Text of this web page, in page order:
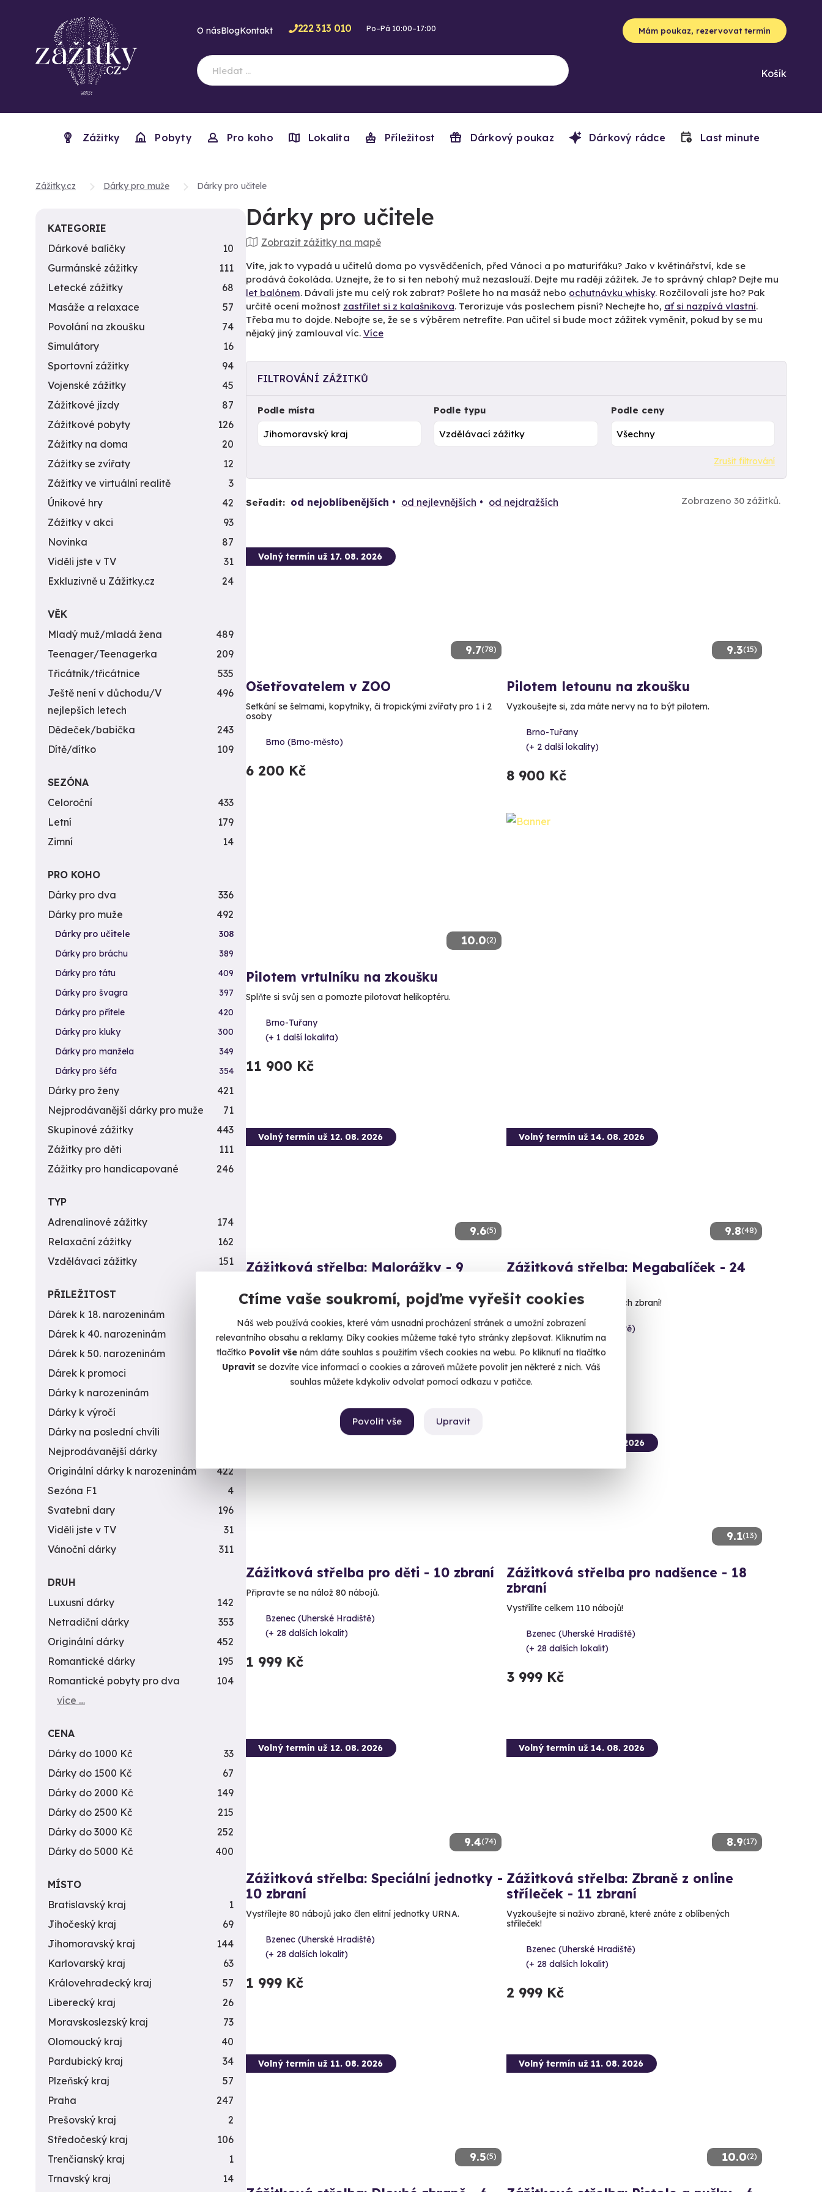
Ctíme vaše soukromí, pojďme vyřešit cookies
Náš web používá cookies, které vám usnadní procházení stránek a umožní zobrazení
relevantního obsahu a reklamy. Díky cookies můžeme také tyto stránky zlepšovat. Kliknutím na
tlačítko Povolit vše nám dáte souhlas s použitím všech cookies na webu. Po kliknutí na tlačítko
Upravitse dozvíte více informací o cookies a zároveň můžete povolit jen některé z nich. Váš
souhlas můžete kdykoliv odvolat pomocí odkazu v patičce.
Upravit
Povolit vše
O násBlogKontakt 222 313 010 Po–Pá 10:00–17:00 Mám poukaz, rezervovat termín
Košík
Zážitky Pobyty Pro koho Lokalita Příležitost Dárkový poukaz Dárkový rádce Last minute
Zážitky.cz Dárky pro muže Dárky pro učitele
Dárky pro učitele
Zobrazit zážitky na mapě
Víte, jak to vypadá u učitelů doma po vysvědčeních, před Vánoci a po maturiťáku? Jako v květinářství, kde se
prodává čokoláda. Uznejte, že to si ten nebohý muž nezaslouží. Dejte mu raději zážitek. Je to správný chlap? Dejte mu
let balónem. Dávali jste mu celý rok zabrat? Pošlete ho na masáž nebo ochutnávku whisky. Rozčilovali jste ho? Pak
určitě ocení možnost zastřílet si z kalašnikova. Terorizuje vás poslechem písní? Nechejte ho, ať si nazpívá vlastní.
Třeba mu to dojde. Nebojte se, že se s výběrem netrefíte. Pan učitel si bude moct zážitek vyměnit, pokud by se mu
nějaký jiný zamlouval víc. Více
FILTROVÁNÍ ZÁŽITKŮ
Podle místa Podle typu Podle ceny
Zrušit filtrování
Seřadit: od nejoblíbenějších od nejlevnějších od nejdražších Zobrazeno 30 zážitků.
9.7(78)
Volný termín už 17. 08. 2026
Ošetřovatelem v ZOO
Setkání se šelmami, kopytníky, či tropickými zvířaty pro 1 i 2
osoby
Brno (Brno-město)
6 200 Kč
9.3(15)
Pilotem letounu na zkoušku
Vyzkoušejte si, zda máte nervy na to být pilotem.
Brno-Tuřany
(+ 2 další lokality)
8 900 Kč
10.0(2)
Pilotem vrtulníku na zkoušku
Splňte si svůj sen a pomozte pilotovat helikoptéru.
Brno-Tuřany
(+ 1 další lokalita)
11 900 Kč
9.6(5)
Volný termín už 12. 08. 2026
Zážitková střelba: Malorážky - 9
Vystřílíte celkem 72 nábojů!
Bzenec (Uherské Hradiště)
(+ 27 dalších lokalit)
1 799 Kč
9.8(48)
Volný termín už 14. 08. 2026
Zážitková střelba: Megabalíček - 24
Nálož 130 nábojů z 24 různých zbraní!
Bzenec (Uherské Hradiště)
(+ 28 dalších lokalit)
4 999 Kč
Zážitková střelba pro děti - 10 zbraní
Připravte se na nálož 80 nábojů.
Bzenec (Uherské Hradiště)
(+ 28 dalších lokalit)
1 999 Kč
9.1(13)
Volný termín už 14. 08. 2026
Zážitková střelba pro nadšence - 18
zbraní
Vystřílíte celkem 110 nábojů!
Bzenec (Uherské Hradiště)
(+ 28 dalších lokalit)
3 999 Kč
9.4(74)
Volný termín už 12. 08. 2026
Zážitková střelba: Speciální jednotky -
10 zbraní
Vystřílejte 80 nábojů jako člen elitní jednotky URNA.
Bzenec (Uherské Hradiště)
(+ 28 dalších lokalit)
1 999 Kč
8.9(17)
Volný termín už 14. 08. 2026
Zážitková střelba: Zbraně z online
stříleček - 11 zbraní
Vyzkoušejte si naživo zbraně, které znáte z oblíbených
stříleček!
Bzenec (Uherské Hradiště)
(+ 28 dalších lokalit)
2 999 Kč
9.5(5)
Volný termín už 11. 08. 2026
10.0(2)
Volný termín už 11. 08. 2026
KATEGORIE
Dárkové balíčky
10
Gurmánské zážitky
111
Letecké zážitky
68
Masáže a relaxace
57
Povolání na zkoušku
74
Simulátory
16
Sportovní zážitky
94
Vojenské zážitky
45
Zážitkové jízdy
87
Zážitkové pobyty
126
Zážitky na doma
20
Zážitky se zvířaty
12
Zážitky ve virtuální realitě
3
Únikové hry
42
Zážitky v akci
93
Novinka
87
Viděli jste v TV
31
Exkluzivně u Zážitky.cz
24
VĚK
Mladý muž/mladá žena
489
Teenager/Teenagerka
209
Třicátník/třicátnice
535
Ještě není v důchodu/V
nejlepších letech
496
Dědeček/babička
243
Dítě/dítko
109
SEZÓNA
Celoroční
433
Letní
179
Zimní
14
PRO KOHO
Dárky pro dva
336
Dárky pro muže
492
Dárky pro učitele
308
Dárky pro bráchu
389
Dárky pro tátu
409
Dárky pro švagra
397
Dárky pro přítele
420
Dárky pro kluky
300
Dárky pro manžela
349
Dárky pro šéfa
354
Dárky pro ženy
421
Nejprodávanější dárky pro muže
71
Skupinové zážitky
443
Zážitky pro děti
111
Zážitky pro handicapované
246
TYP
Adrenalinové zážitky
174
Relaxační zážitky
162
Vzdělávací zážitky
151
PŘILEŽITOST
Dárek k 18. narozeninám
Dárek k 40. narozeninám
453
Dárek k 50. narozeninám
378
Dárek k promoci
245
Dárky k narozeninám
Dárky k výročí
Dárky na poslední chvíli
Nejprodávanější dárky
Originální dárky k narozeninám
422
Sezóna F1
4
Svatební dary
196
Viděli jste v TV
31
Vánoční dárky
311
DRUH
Luxusní dárky
142
Netradiční dárky
353
Originální dárky
452
Romantické dárky
195
Romantické pobyty pro dva
104
více …
CENA
Dárky do 1000 Kč
33
Dárky do 1500 Kč
67
Dárky do 2000 Kč
149
Dárky do 2500 Kč
215
Dárky do 3000 Kč
252
Dárky do 5000 Kč
400
MÍSTO
Bratislavský kraj
1
Jihočeský kraj
69
Jihomoravský kraj
144
Karlovarský kraj
63
Královehradecký kraj
57
Liberecký kraj
26
Moravskoslezský kraj
73
Olomoucký kraj
40
Pardubický kraj
34
Plzeňský kraj
57
Praha
247
Prešovský kraj
2
Středočeský kraj
106
Trenčianský kraj
1
Trnavský kraj
14